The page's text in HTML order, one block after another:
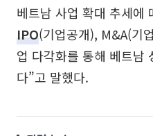
베트남 사업 확대 추세에
IPO(기업공개), M&A(기
업 다각화를 통해 베트남
다”고 말했다.